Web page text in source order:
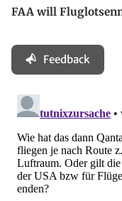
FAA will
Feedback